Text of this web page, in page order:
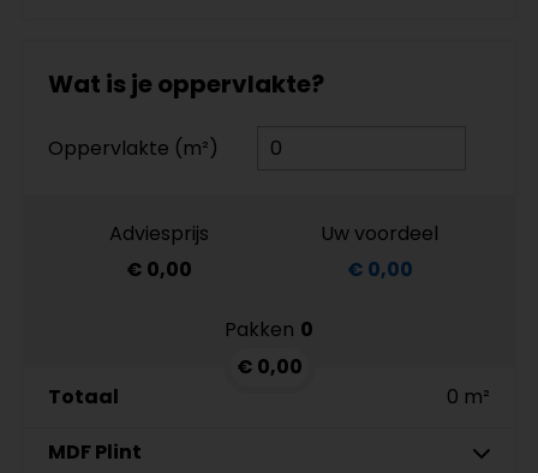
Wat is je oppervlakte?
Oppervlakte (m²)
Adviesprijs
€ 0,00
Uw voordeel
€ 0,00
Pakken 0
€ 0,00
Totaal
0 m²
MDF Plint